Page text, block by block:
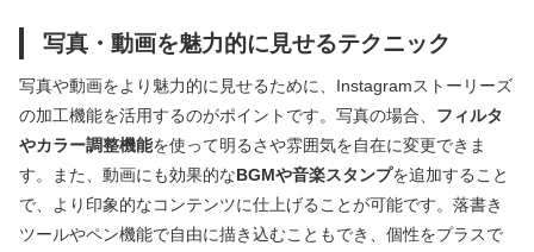
写真・動画を魅力的に見せるテクニック
写真や動画をより魅力的に見せるために、Instagramストーリーズ
の加工機能を活用するのがポイントです。写真の場合、 フィルタ
やカラー調整機能を使って明るさや雰囲気を自在に変更できま
す。また、動画にも効果的なBGMや音楽スタンプを追加すること
で、より印象的なコンテンツに仕上げることが可能です。落書き
ツールやペン機能で自由に描き込むこともでき、個性をプラスで